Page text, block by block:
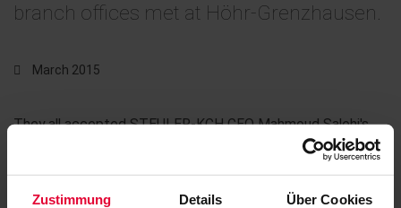
Zustimmung Details Über Cookies
branch offices met at Höhr-Grenzhausen.
March 2015
They all accepted STEULER-KCH CEO Mahmoud Salehi's
invitation to discuss recent developments within the group,
to attend lectures on business and technical subjects and
to learn about the latest findings on materials and safety